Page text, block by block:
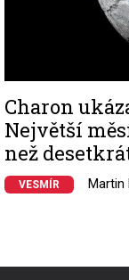
Charon
Největší
než
VESMÍR Martin